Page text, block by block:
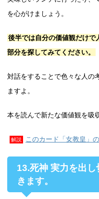
を心がけましょう。
後半では自分の価値観だけで
部分を探してみてください。
対話をすることで色々な人の
ますよ。
本を読んで新たな価値観を吸
解説 このカード「女教皇」
13.死神 実力を出
きます。